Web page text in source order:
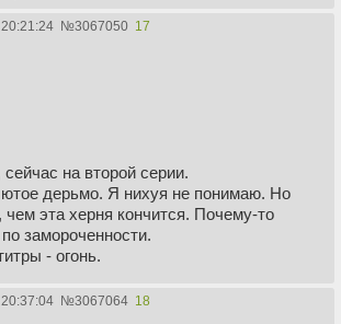
№3067050 17
на второй серии.
дерьмо. Я нихуя не понимаю. Но
чем эта херня кончится. Почему-то
замороченности.
- огонь.
№3067064 18